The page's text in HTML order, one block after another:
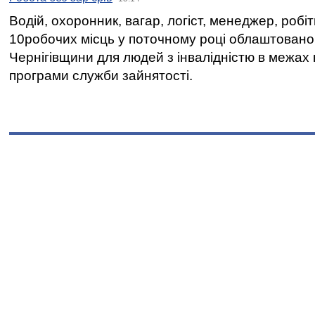
Водій, охоронник, вагар, логіст, менеджер,
10робочих місць у поточному році
Чернігівщини для людей з інвалідністю в межах
програми служби зайнятості.